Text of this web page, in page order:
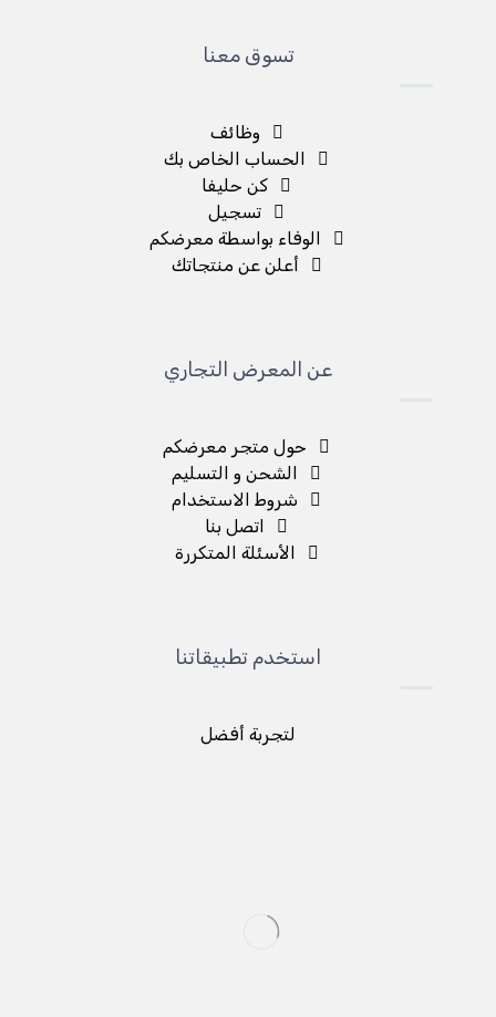
تسوق معنا
وظائف
الحساب الخاص بك
كن حليفا
تسجيل
الوفاء بواسطة معرضكم
أعلن عن منتجاتك
عن المعرض التجاري
حول متجر معرضكم
الشحن و التسليم
شروط الاستخدام
اتصل بنا
الأسئلة المتكررة
استخدم تطبيقاتنا
لتجربة أفضل